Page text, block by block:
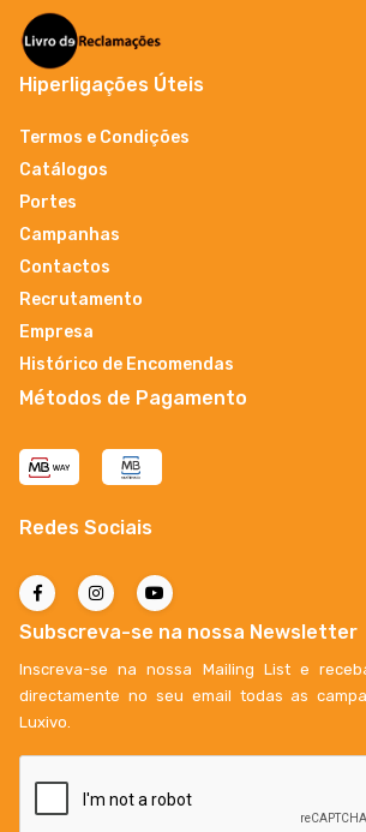
Hiperligações Úteis
Termos e Condições
Catálogos
Portes
Campanhas
Contactos
Recrutamento
Empresa
Histórico de Encomendas
Métodos de Pagamento
Redes Sociais
Subscreva-se na nossa Newsletter
Inscreva-se na nossa Mailing List e
directamente no seu email todas as
Luxivo.